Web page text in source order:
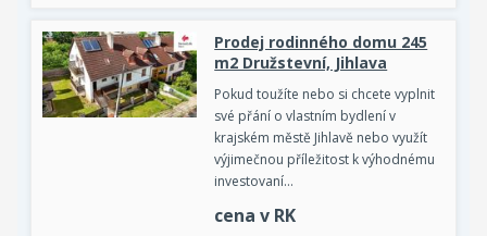
Prodej rodinného domu 245
m2 Družstevní, Jihlava
Pokud toužíte nebo si chcete vyplnit
své přání o vlastním bydlení v
krajském městě Jihlavě nebo využít
výjimečnou příležitost k výhodnému
investovaní…
cena v RK